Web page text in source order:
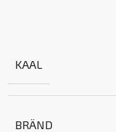
KAAL
BRÄND